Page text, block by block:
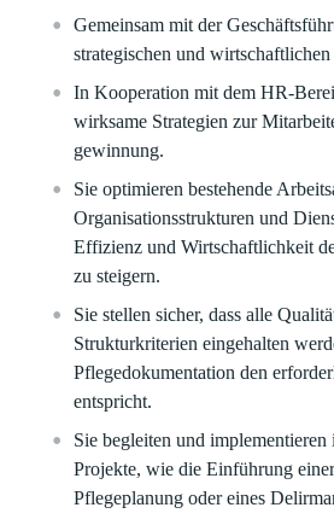
Gemeinsam mit der
strategischen und
In Kooperation mit dem HR-
wirksame Strategien zur
gewinnung.
Sie optimieren bestehende
Organisationsstrukturen und
Effizienz und Wirtschaftlichkeit
zu steigern.
Sie stellen sicher, dass alle
Strukturkriterien eingehalten
Pflegedokumentation den
entspricht.
Sie begleiten und
Projekte, wie die Einführung
Pflegeplanung oder eines